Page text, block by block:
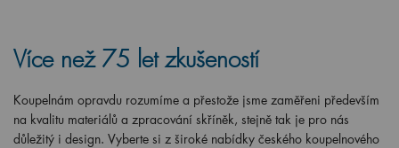
Více než 75 let zkušeností
Koupelnám opravdu rozumíme a přestože jsme zaměřeni především
na kvalitu materiálů a zpracování skříněk, stejně tak je pro nás
důležitý i design. Vyberte si z široké nabídky českého koupelnového